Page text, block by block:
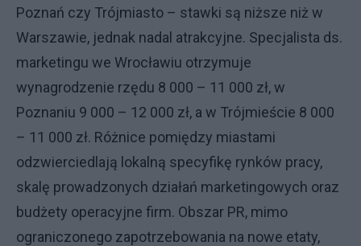
Poznań czy Trójmiasto – stawki są niższe niż w
Warszawie, jednak nadal atrakcyjne. Specjalista ds.
marketingu we Wrocławiu otrzymuje
wynagrodzenie rzędu 8 000 – 11 000 zł, w
Poznaniu 9 000 – 12 000 zł, a w Trójmieście 8 000
– 11 000 zł. Różnice pomiędzy miastami
odzwierciedlają lokalną specyfikę rynków pracy,
skalę prowadzonych działań marketingowych oraz
budżety operacyjne firm. Obszar PR, mimo
ograniczonego zapotrzebowania na nowe etaty,